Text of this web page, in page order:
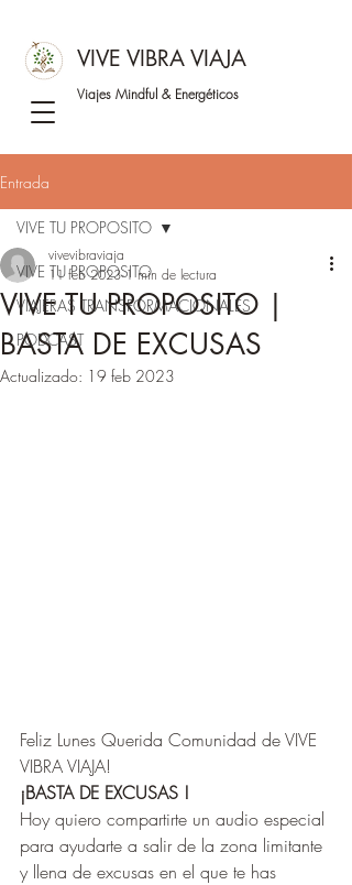
VIVE VIBRA VIAJA
Viajes Mindful & Energéticos
Entrada
VIVE TU PROPOSITO
VIAJERAS TRANSFORMACIONALES
PODCAST
VIVE TU PROPOSITO
VIVE TU PROPOSITO |
BASTA DE EXCUSAS
vivevibraviaja
11 feb 2023 1 min de lectura
Actualizado: 19 feb 2023
Feliz Lunes Querida Comunidad de VIVE
VIBRA VIAJA!
¡BASTA DE EXCUSAS !
Hoy quiero compartirte un audio especial
para ayudarte a salir de la zona limitante
y llena de excusas en el que te has